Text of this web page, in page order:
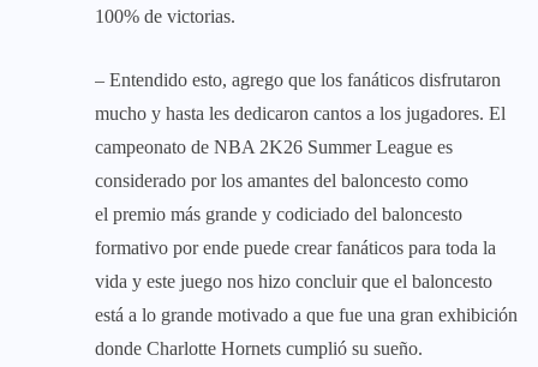
100% de victorias.
– Entendido esto, agrego que los fanáticos disfrutaron
mucho y hasta les dedicaron cantos a los jugadores. El
campeonato de NBA 2K26 Summer League es
considerado por los amantes del baloncesto como
el premio más grande y codiciado del baloncesto
formativo por ende puede crear fanáticos para toda la
vida y este juego nos hizo concluir que el baloncesto
está a lo grande motivado a que fue una gran exhibición
donde Charlotte Hornets cumplió su sueño.